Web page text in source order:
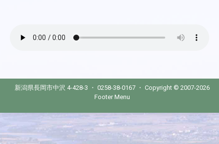
新潟県長岡市中沢 4-428-3 ・ 0258-38-0167 ・ Copyright © 2007-2026
Footer Menu